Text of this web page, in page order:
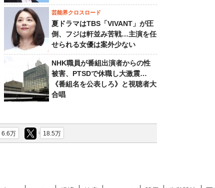
芸能界クロスロード
夏ドラマはTBS「VIVANT」が圧
倒、フジは軒並み苦戦…主演を任
せられる女優は案外少ない
NHK職員が番組出演者からの性
被害、PTSDで休職し大激震…
《番組名を公表しろ》と視聴者大
合唱
6.6万 18.5万